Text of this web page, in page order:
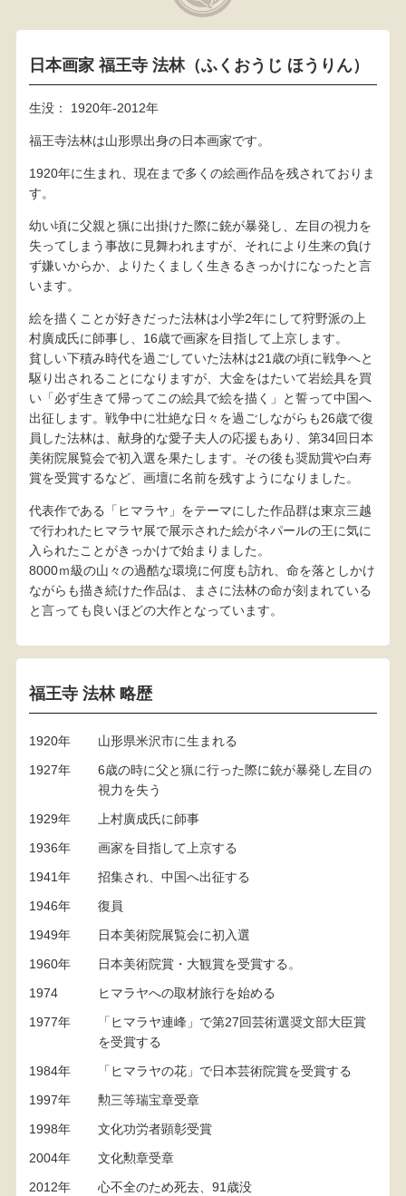
日本画家 福王寺 法林（ふくおうじ ほうりん）
生没： 1920年-2012年
福王寺法林は山形県出身の日本画家です。
1920年に生まれ、現在まで多くの絵画作品を残されておりま
す。
幼い頃に父親と猟に出掛けた際に銃が暴発し、左目の視力を
失ってしまう事故に見舞われますが、それにより生来の負け
ず嫌いからか、よりたくましく生きるきっかけになったと言
います。
絵を描くことが好きだった法林は小学2年にして狩野派の上
村廣成氏に師事し、16歳で画家を目指して上京します。
貧しい下積み時代を過ごしていた法林は21歳の頃に戦争へと
駆り出されることになりますが、大金をはたいて岩絵具を買
い「必ず生きて帰ってこの絵具で絵を描く」と誓って中国へ
出征します。戦争中に壮絶な日々を過ごしながらも26歳で復
員した法林は、献身的な愛子夫人の応援もあり、第34回日本
美術院展覧会で初入選を果たします。その後も奨励賞や白寿
賞を受賞するなど、画壇に名前を残すようになりました。
代表作である「ヒマラヤ」をテーマにした作品群は東京三越
で行われたヒマラヤ展で展示された絵がネパールの王に気に
入られたことがきっかけで始まりました。
8000ｍ級の山々の過酷な環境に何度も訪れ、命を落としかけ
ながらも描き続けた作品は、まさに法林の命が刻まれている
と言っても良いほどの大作となっています。
福王寺 法林 略歴
1920年
山形県米沢市に生まれる
1927年
6歳の時に父と猟に行った際に銃が暴発し左目の
視力を失う
1929年
上村廣成氏に師事
1936年
画家を目指して上京する
1941年
招集され、中国へ出征する
1946年
復員
1949年
日本美術院展覧会に初入選
1960年
日本美術院賞・大観賞を受賞する。
1974
ヒマラヤへの取材旅行を始める
1977年
「ヒマラヤ連峰」で第27回芸術選奨文部大臣賞
を受賞する
1984年
「ヒマラヤの花」で日本芸術院賞を受賞する
1997年
勲三等瑞宝章受章
1998年
文化功労者顕彰受賞
2004年
文化勲章受章
2012年
心不全のため死去、91歳没